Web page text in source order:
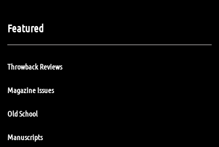
Featured
Throwback Reviews
Magazine Issues
Old School
Manuscripts